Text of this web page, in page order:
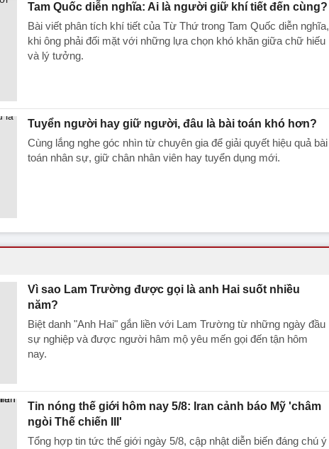
Tam Quốc diễn nghĩa: Ai là người giữ khí tiết đến cùng?
Bài viết phân tích khí tiết của Từ Thứ trong Tam Quốc diễn nghĩa,
khi ông phải đối mặt với những lựa chọn khó khăn giữa chữ hiếu
và lý tưởng.
Tuyển người hay giữ người, đâu là bài toán khó hơn?
Cùng lắng nghe góc nhìn từ chuyên gia để giải quyết hiệu quả bài
toán nhân sự, giữ chân nhân viên hay tuyển dụng mới.
Vì sao Lam Trường được gọi là anh Hai suốt nhiều
năm?
Biệt danh "Anh Hai" gắn liền với Lam Trường từ những ngày đầu
sự nghiệp và được người hâm mộ yêu mến gọi đến tận hôm
nay.
Tin nóng thế giới hôm nay 5/8: Iran cảnh báo Mỹ 'châm
ngòi Thế chiến III'
Tổng hợp tin tức thế giới ngày 5/8, cập nhật diễn biến đáng chú ý